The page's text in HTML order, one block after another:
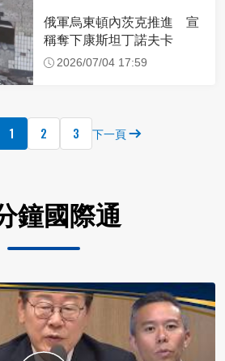
俄軍烏東頓內茨克推進 宣
稱奪下康斯坦丁諾夫卡
2026/07/04 17:59
1 2 3 下一頁
鐘國際通